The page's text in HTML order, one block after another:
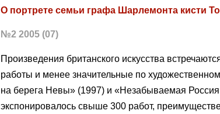
О портрете семьи графа Шарлемонта кисти
№2 2005 (07)
Произведения британского искусства
работы и менее значительные по
на берега Невы» (1997) и «Незабываемая
экспонировалось свыше 300 работ,